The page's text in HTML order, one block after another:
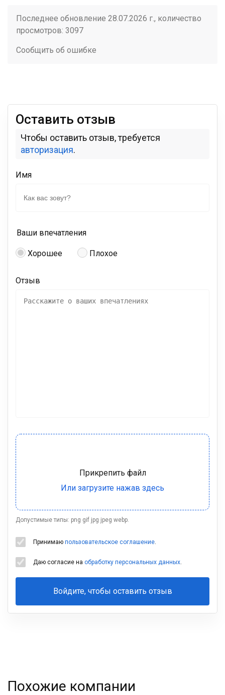
Последнее обновление 28.07.2026 г., количество
просмотров: 3097
Сообщить об ошибке
Оставить отзыв
Чтобы оставить отзыв, требуется
авторизация.
Имя
Ваши впечатления
Хорошее Плохое
Отзыв
Допустимые типы: png gif jpg jpeg webp.
Принимаю пользовательское соглашение.
Даю согласие на обработку персональных данных.
Войдите, чтобы оставить отзыв
Ваша
Похожие компании